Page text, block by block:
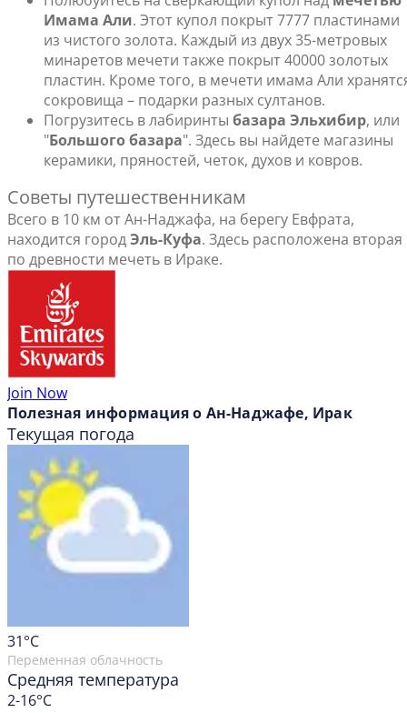
Имама Али. Этот купол покрыт 7777 пластинами
из чистого золота. Каждый из двух 35-метровых
минаретов мечети также покрыт 40000 золотых
пластин. Кроме того, в мечети имама Али
сокровища – подарки разных султанов.
Погрузитесь в лабиринты базара Эльхибир, или
"Большого базара". Здесь вы найдете магазины
керамики, пряностей, четок, духов и ковров.
Советы путешественникам
Всего в 10 км от Ан-Наджафа, на берегу Евфрата,
находится городЭль-Куфа. Здесь расположена вторая
по древности мечеть в Ираке.
Join Now
Полезная информация о Ан-Наджафе, Ирак
Текущая погода
31°C
Переменная облачность
Средняя температура
2-16°C